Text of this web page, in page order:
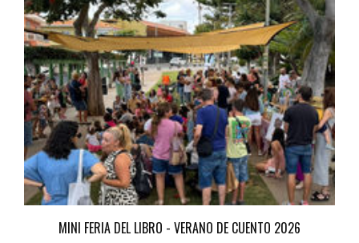
MINI FERIA DEL LIBRO - VERANO DE CUENTO 2026